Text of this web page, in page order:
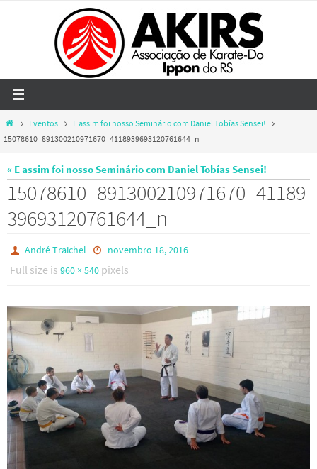
HomeEventos
E assim foi nosso Seminário com Daniel Tobías Sensei!
15078610_891300210971670_4118939693120761644_n
« E assim foi nosso Seminário com Daniel Tobías Sensei!
15078610_891300210971670_41189
39693120761644_n
André Traichel novembro 18, 2016
Full size is 960 × 540 pixels